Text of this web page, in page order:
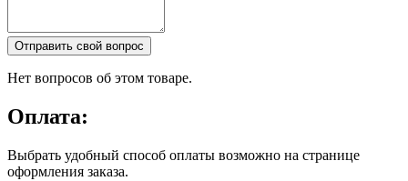
Отправить свой вопрос
Нет вопросов об этом товаре.
Оплата:
Выбрать удобный способ оплаты возможно на странице
оформления заказа.